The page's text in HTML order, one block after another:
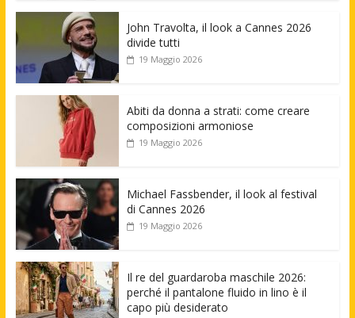
John Travolta, il look a Cannes 2026
divide tutti
19 Maggio 2026
Abiti da donna a strati: come creare
composizioni armoniose
19 Maggio 2026
Michael Fassbender, il look al festival
di Cannes 2026
19 Maggio 2026
Il re del guardaroba maschile 2026:
perché il pantalone fluido in lino è il
capo più desiderato